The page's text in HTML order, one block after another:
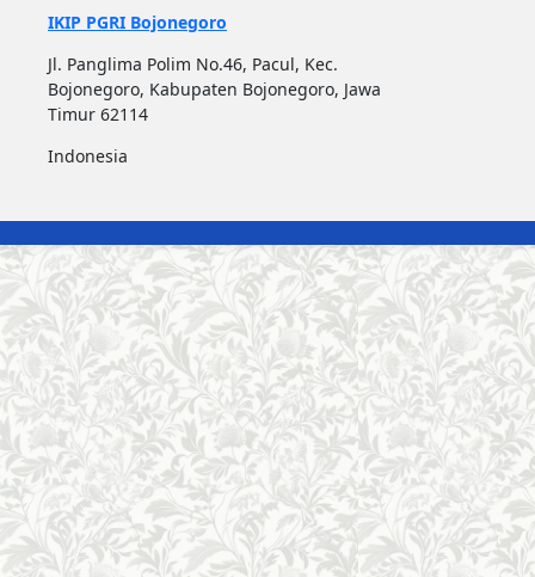
IKIP PGRI Bojonegoro
Jl. Panglima Polim No.46, Pacul, Kec.
Bojonegoro, Kabupaten Bojonegoro, Jawa
Timur 62114
Indonesia